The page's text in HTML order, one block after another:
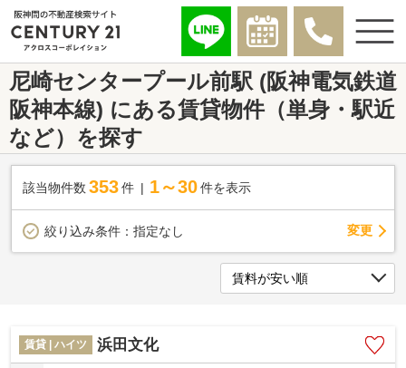
尼崎センタープール前駅 (阪神電気鉄道
阪神本線) にある賃貸物件（単身・駅近
など）を探す
該当物件数 353件 1～30 件を表示
絞り込み条件： 指定なし 変更
賃貸 | ハイツ 浜田文化